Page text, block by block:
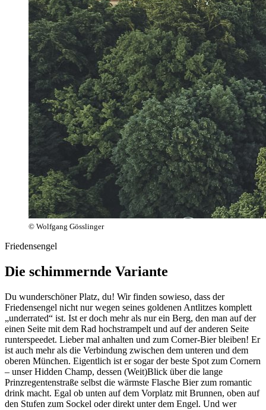
© Wolfgang Gösslinger
Friedensengel
Die schimmernde Variante
Du wunderschöner Platz, du! Wir finden sowieso, dass der
Friedensengel nicht nur wegen seines goldenen Antlitzes komplett
„underrated“ ist. Ist er doch mehr als nur ein Berg, den man auf der
einen Seite mit dem Rad hochstrampelt und auf der anderen Seite
runterspeedet. Lieber mal anhalten und zum Corner-Bier bleiben! Er
ist auch mehr als die Verbindung zwischen dem unteren und dem
oberen München. Eigentlich ist er sogar der beste Spot zum Cornern
– unser Hidden Champ, dessen (Weit)Blick über die lange
Prinzregentenstraße selbst die wärmste Flasche Bier zum romantic
drink macht. Egal ob unten auf dem Vorplatz mit Brunnen, oben auf
den Stufen zum Sockel oder direkt unter dem Engel. Und wer